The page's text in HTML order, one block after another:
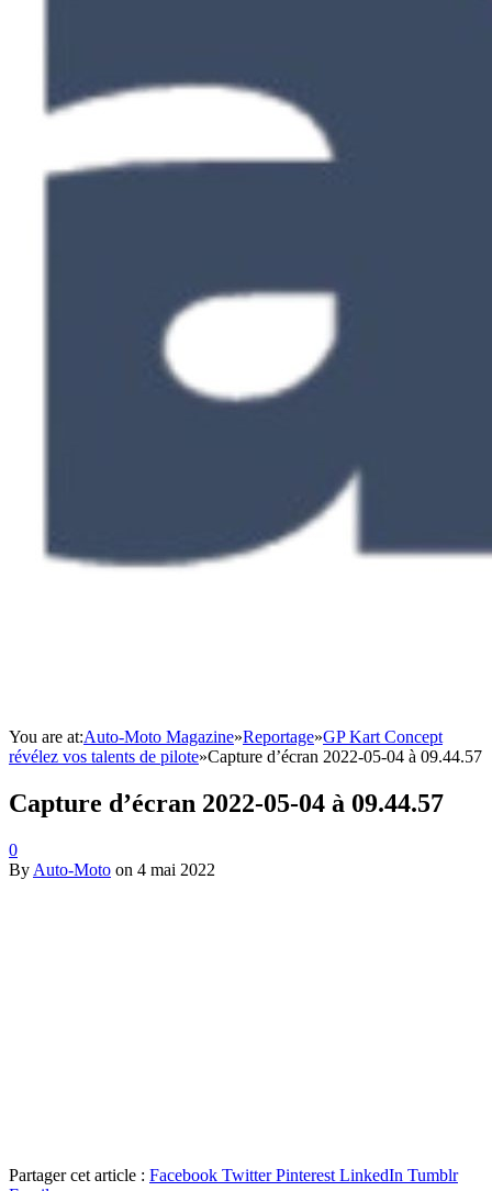
You are at:Auto-Moto Magazine»Reportage»GP Kart Concept
révélez vos talents de pilote»Capture d’écran 2022-05-04 à 09.44.57
Capture d’écran 2022-05-04 à 09.44.57
0
By Auto-Moto on 4 mai 2022
Partager cet article : Facebook Twitter Pinterest LinkedIn Tumblr